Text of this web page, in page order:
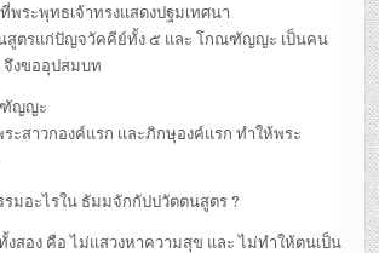
พระพุทธเจ้าทรงแสดงปฐมเทศนา
สูตรแก่ปัญจวัคคีย์ทั้ง ๕ และ โกณฑัญญะ เป็นคน
จึงขออุปสมบท
ฑัญญะ
ระสาวกองค์แรก และภิกษุองค์แรก ทำให้พระ
รมอะไรใน ธัมมจักกัปปวัตตนสูตร ?
สอง คือ ไม่แสวงหาความสุข และ ไม่ทำให้ตนเป็น